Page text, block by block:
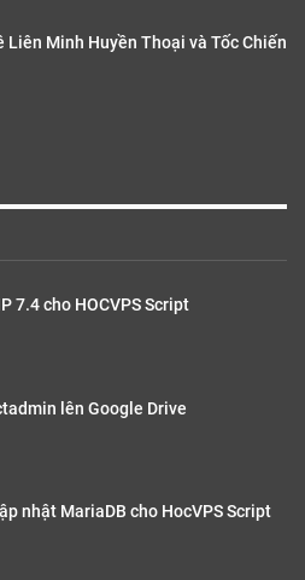
Liên Minh Huyền Thoại và Tốc Chiến
7.4 cho HOCVPS Script
lên Google Drive
nhật MariaDB cho HocVPS Script